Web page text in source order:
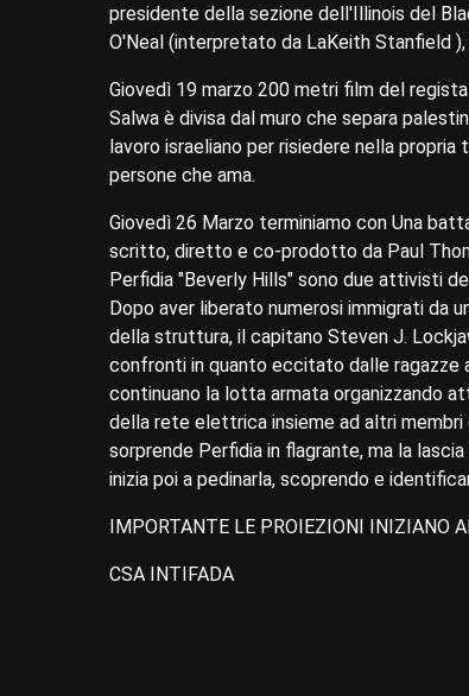
presidente della sezione dell'Illinois del
O'Neal (interpretato da LaKeith Stanfield
Giovedì 19 marzo 200 metri film del
Salwa è divisa dal muro che separa
lavoro israeliano per risiedere nella
persone che ama.
Giovedì 26 Marzo terminiamo con Una
scritto, diretto e co-prodotto da Paul
Perfidia "Beverly Hills" sono due attivisti
Dopo aver liberato numerosi immigrati da
della struttura, il capitano Steven J.
confronti in quanto eccitato dalle ragazze
continuano la lotta armata organizzando
della rete elettrica insieme ad altri membri
sorprende Perfidia in flagrante, ma la
inizia poi a pedinarla, scoprendo e
IMPORTANTE LE PROIEZIONI INIZIANO
CSA INTIFADA